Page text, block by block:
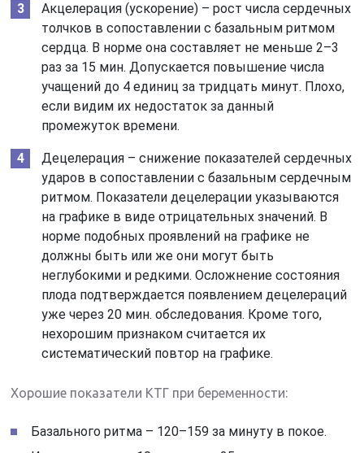
Акцелерация (ускорение) – рост числа сердечных
толчков в сопоставлении с базальным ритмом
сердца. В норме она составляет не меньше 2–3
раз за 15 мин. Допускается повышение числа
учащений до 4 единиц за тридцать минут. Плохо,
если видим их недостаток за данный
промежуток времени.
Децелерация – снижение показателей сердечных
ударов в сопоставлении с базальным сердечным
ритмом. Показатели децелерации указываются
на графике в виде отрицательных значений. В
норме подобных проявлений на графике не
должны быть или же они могут быть
неглубокими и редкими. Осложнение состояния
плода подтверждается появлением децелераций
уже через 20 мин. обследования. Кроме того,
нехорошим признаком считается их
систематический повтор на графике.
Хорошие показатели КТГ при беременности:
Базального ритма – 120–159 за минуту в покое.